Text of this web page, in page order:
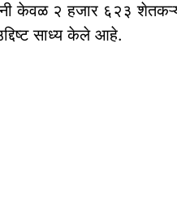
केवळ २ हजार ६२३
साध्य केले आहे.